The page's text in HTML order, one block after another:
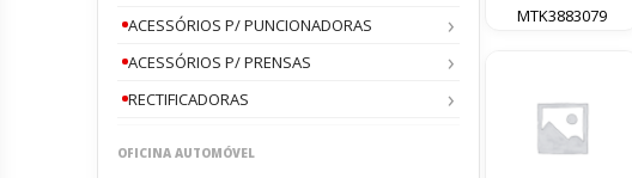
ACESSÓRIOS P/ PUNCIONADORAS
ACESSÓRIOS P/ PRENSAS
RECTIFICADORAS
OFICINA AUTOMÓVEL
MTK3883079